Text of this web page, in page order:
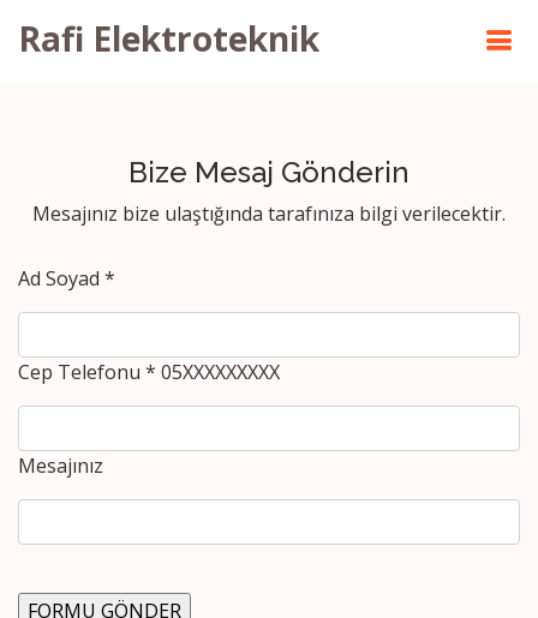
Rafi Elektroteknik
Bize Mesaj Gönderin
Mesajınız bize ulaştığında tarafınıza bilgi verilecektir.
Ad Soyad *
Cep Telefonu * 05XXXXXXXXX
Mesajınız